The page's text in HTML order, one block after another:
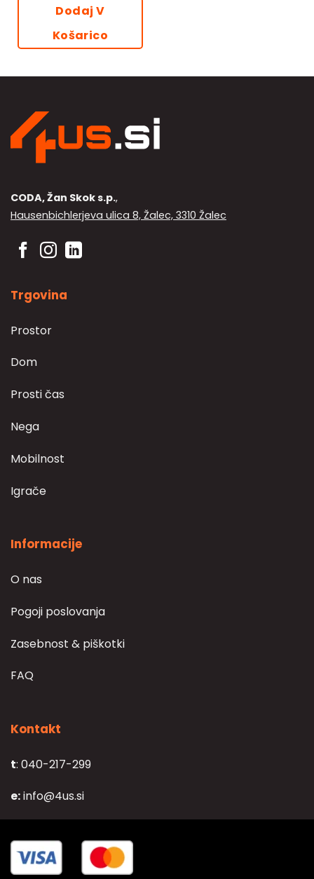
Dodaj V
Košarico
CODA, Žan Skok s.p.,
Hausenbichlerjeva ulica 8, Žalec, 3310 Žalec
Trgovina
Prostor
Dom
Prosti čas
Nega
Mobilnost
Igrače
Informacije
O nas
Pogoji poslovanja
Zasebnost & piškotki
FAQ
Kontakt
t: 040-217-299
e:info@4us.si